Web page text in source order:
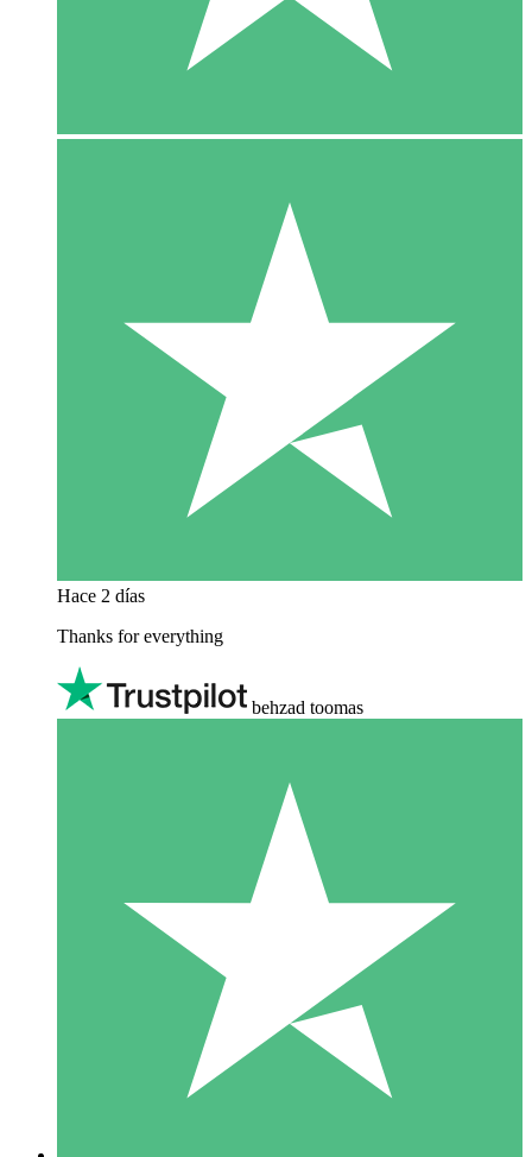
Hace 2 días
Thanks for everything
behzad toomas